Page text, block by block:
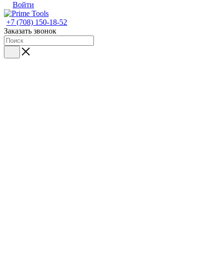
Войти
+7 (708) 150-18-52
Заказать звонок